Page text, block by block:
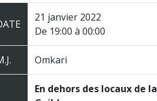
21 janvier 2022
De 19:00 à 00:00
Omkari
En dehors des locaux de la